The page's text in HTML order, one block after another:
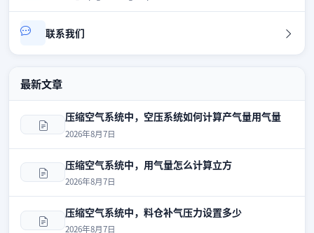
联系我们
最新文章
压缩空气系统中，空压系统如何计算产气量用气量
2026年8月7日
压缩空气系统中，用气量怎么计算立方
2026年8月7日
压缩空气系统中，料仓补气压力设置多少
2026年8月7日